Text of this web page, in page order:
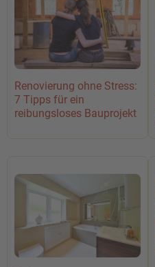
Renovierung ohne Stress:
7 Tipps für ein
reibungsloses Bauprojekt